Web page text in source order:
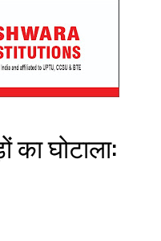
का घोटाला: